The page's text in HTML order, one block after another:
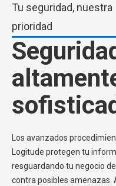
Tu seguridad, nuestra
prioridad
Los avanzados
Logitude protegen tu
resguardando tu negocio
contra posibles amenazas.